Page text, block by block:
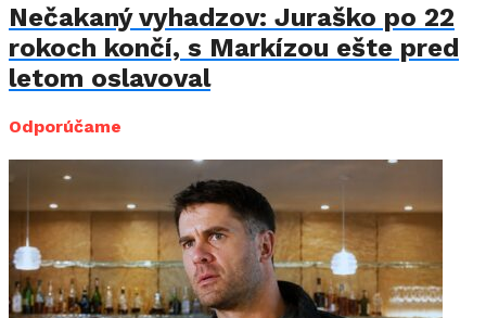
Nečakaný vyhadzov: Juraško po 22
rokoch končí, s Markízou ešte pred
letom oslavoval
Odporúčame